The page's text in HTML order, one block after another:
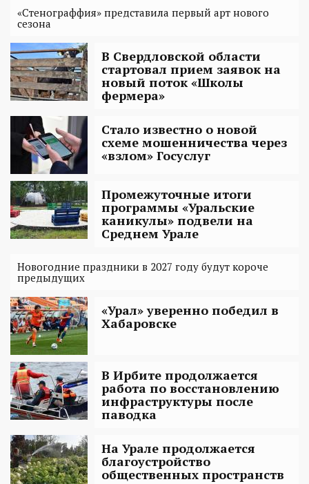
«Стенограффия» представила первый арт нового
сезона
В Свердловской области
стартовал прием заявок на
новый поток «Школы
фермера»
Стало известно о новой
схеме мошенничества через
«взлом» Госуслуг
Промежуточные итоги
программы «Уральские
каникулы» подвели на
Среднем Урале
Новогодние праздники в 2027 году будут короче
предыдущих
«Урал» уверенно победил в
Хабаровске
В Ирбите продолжается
работа по восстановлению
инфраструктуры после
паводка
На Урале продолжается
благоустройство
общественных пространств